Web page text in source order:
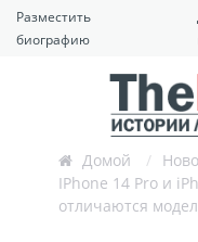
Разместить
биографию
Домой /
IPhone 14 Pro и
отличаются